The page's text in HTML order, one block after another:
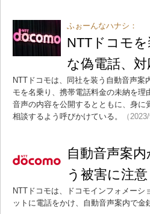
ふぉーんなハナシ：
NTTドコモ
な偽電話、
NTTドコモは、同社を装う自動音声
モを名乗り、携帯電話料金の未納を
音声の内容を公開するとともに、身
相談するよう呼びかけている。
（
自動音声案
う被害に注意
NTTドコモは、ドコモインフォメー
ットに電話をかけ、自動音声案内で